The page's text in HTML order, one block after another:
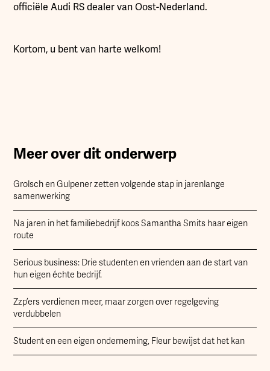
officiële Audi RS dealer van Oost-Nederland.
Kortom, u bent van harte welkom!
Meer over dit onderwerp
Grolsch en Gulpener zetten volgende stap in jarenlange
samenwerking
Na jaren in het familiebedrijf koos Samantha Smits haar eigen
route
Serious business: Drie studenten en vrienden aan de start van
hun eigen échte bedrijf.
Zzp’ers verdienen meer, maar zorgen over regelgeving
verdubbelen
Student en een eigen onderneming, Fleur bewijst dat het kan